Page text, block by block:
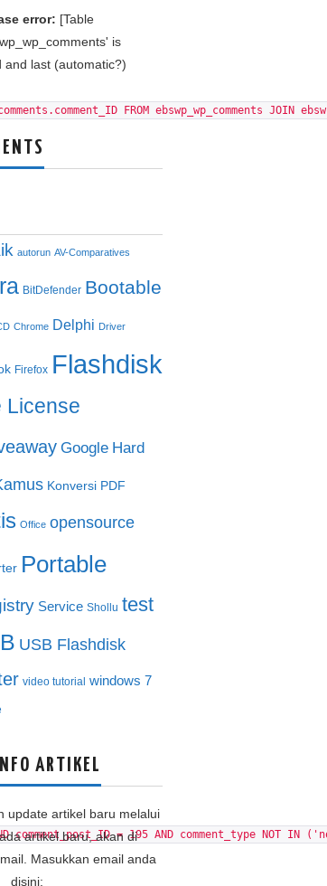
comment_post_ID = 195 AND comment_type NOT
error: [Table
is
and last (automatic?)
FROM ebswp_wp_comments
autorun AV-Comparatives
BitDefender Bootable
Chrome Delphi Driver
Firefox Flashdisk
License
Google Hard
Konversi PDF
Office opensource
Portable
Service Shollu test
USB Flashdisk
video tutorial windows 7
ARTIKEL
update artikel baru melalui
artikel baru, akan di
Masukkan email anda
disini: